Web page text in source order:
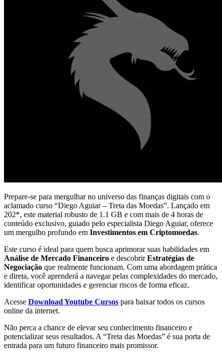
Prepare-se para mergulhar no universo das finanças digitais com o
aclamado curso “Diego Aguiar – Treta das Moedas”. Lançado em
202*, este material robusto de 1.1 GB e com mais de 4 horas de
conteúdo exclusivo, guiado pelo especialista Diego Aguiar, oferece
um mergulho profundo em Investimentos em Criptomoedas.
Este curso é ideal para quem busca aprimorar suas habilidades em
Análise de Mercado Financeiro e descobrirEstratégias de
Negociação que realmente funcionam. Com uma abordagem prática
e direta, você aprenderá a navegar pelas complexidades do mercado,
identificar oportunidades e gerenciar riscos de forma eficaz.
Acesse Download Youtube Cursos para baixar todos os cursos
online da internet.
Não perca a chance de elevar seu conhecimento financeiro e
potencializar seus resultados. A “Treta das Moedas” é sua porta de
entrada para um futuro financeiro mais promissor.